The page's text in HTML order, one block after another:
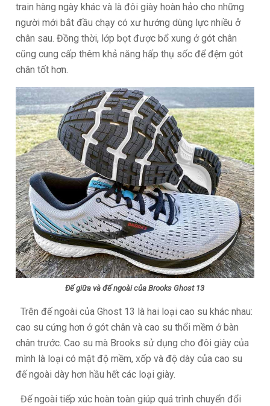
train hàng ngày khác và là đôi giày hoàn hảo cho những
người mới bắt đầu chạy có xư hướng dùng lực nhiều ở
chân sau. Đồng thời, lớp bọt được bổ xung ở gót chân
cũng cung cấp thêm khả năng hấp thụ sốc để đệm gót
chân tốt hơn.
Đế giữa và đế ngoài của Brooks Ghost 13
Trên đế ngoài của Ghost 13 là hai loại cao su khác nhau:
cao su cứng hơn ở gót chân và cao su thổi mềm ở bàn
chân trước. Cao su mà Brooks sử dụng cho đôi giày của
mình là loại có mật độ mềm, xốp và độ dày của cao su
đế ngoài dày hơn hầu hết các loại giày.
Đế ngoài tiếp xúc hoàn toàn giúp quá trình chuyển đổi